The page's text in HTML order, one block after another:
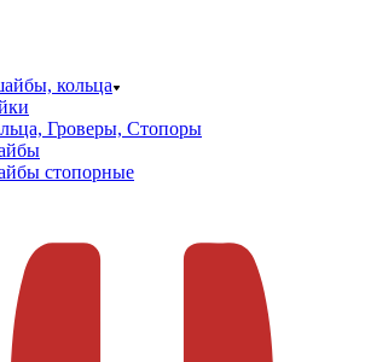
кольца
Гроверы, Стопоры
стопорные